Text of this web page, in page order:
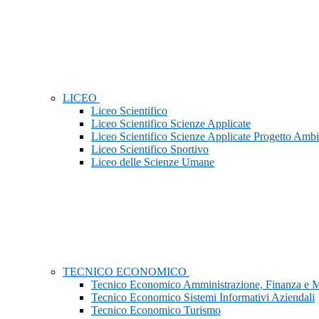
LICEO
Liceo Scientifico
Liceo Scientifico Scienze Applicate
Liceo Scientifico Scienze Applicate Progetto
Liceo Scientifico Sportivo
Liceo delle Scienze Umane
TECNICO ECONOMICO
Tecnico Economico Amministrazione, Finanza e
Tecnico Economico Sistemi Informativi Aziendali
Tecnico Economico Turismo